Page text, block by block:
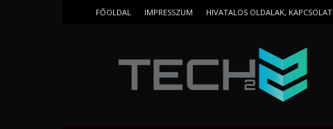
FŐOLDAL IMPRESSZUM HIVATALOS OLDALAK, KAPCSOLAT